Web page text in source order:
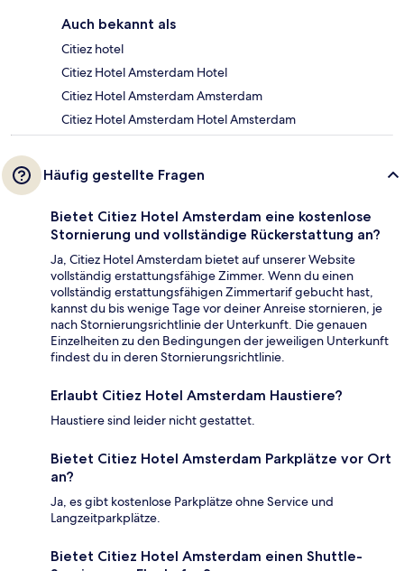
Auch bekannt als
Citiez hotel
Citiez Hotel Amsterdam Hotel
Citiez Hotel Amsterdam Amsterdam
Citiez Hotel Amsterdam Hotel Amsterdam
Häufig gestellte Fragen
Bietet Citiez Hotel Amsterdam eine kostenlose
Stornierung und vollständige Rückerstattung an?
Ja, Citiez Hotel Amsterdam bietet auf unserer Website
vollständig erstattungsfähige Zimmer. Wenn du einen
vollständig erstattungsfähigen Zimmertarif gebucht hast,
kannst du bis wenige Tage vor deiner Anreise stornieren, je
nach Stornierungsrichtlinie der Unterkunft. Die genauen
Einzelheiten zu den Bedingungen der jeweiligen Unterkunft
findest du in deren Stornierungsrichtlinie.
Erlaubt Citiez Hotel Amsterdam Haustiere?
Haustiere sind leider nicht gestattet.
Bietet Citiez Hotel Amsterdam Parkplätze vor Ort
an?
Ja, es gibt kostenlose Parkplätze ohne Service und
Langzeitparkplätze.
Bietet Citiez Hotel Amsterdam einen Shuttle-